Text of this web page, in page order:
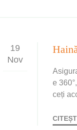
19
Nov
e
ceți